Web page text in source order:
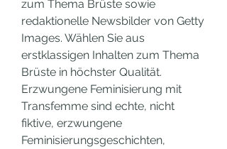
zum Thema Brüste sowie
redaktionelle Newsbilder von Getty
Images. Wählen Sie aus
erstklassigen Inhalten zum Thema
Brüste in höchster Qualität.
Erzwungene Feminisierung mit
Transfemme sind echte, nicht
fiktive, erzwungene
Feminisierungsgeschichten,